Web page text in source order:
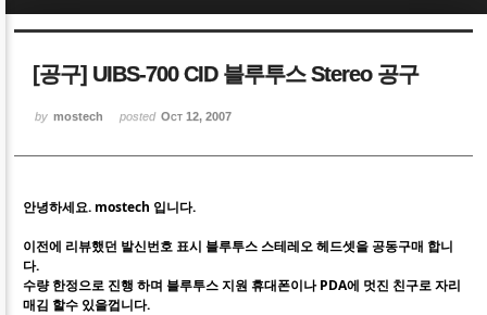
[공구] UIBS-700 CID 블루투스 Stereo 공구
by mostech posted Oct 12, 2007
안녕하세요. mostech 입니다.
이전에 리뷰했던 발신번호 표시 블루투스 스테레오 헤드셋을 공동구매 합니
다.
수량 한정으로 진행 하며 블루투스 지원 휴대폰이나 PDA에 멋진 친구로 자리
매김 할수 있을껍니다.
Sketchbook5, 스케치북5
Sketchbook5, 스케치북5
Sketchbook5, 스케치북5
Sketchbook5, 스케치북5